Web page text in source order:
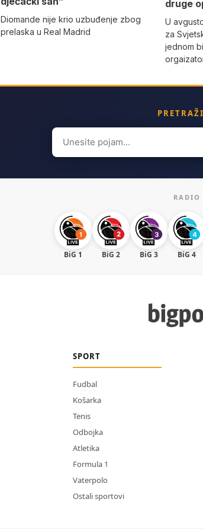
Diomande nije krio uzbuđenje zbog
prelaska u Real Madrid
druge
U
za
jednom
Search
for:
RADIO
BiG 1 BiG 2 BiG 3 BiG 4
SPORT
Fudbal
Košarka
Tenis
Odbojka
Atletika
Formula 1
Vaterpolo
Ostali sportovi